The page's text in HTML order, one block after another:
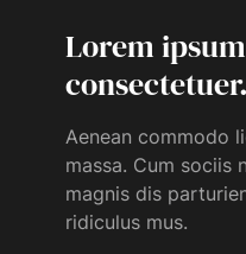
Lorem
consectetuer.
Aenean commodo
massa. Cum sociis
magnis dis
ridiculus mus.